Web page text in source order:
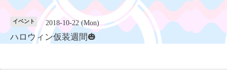
イベント 2018-10-22 (Mon)
ハロウィン仮装週間🎃